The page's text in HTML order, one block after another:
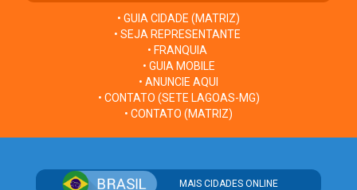
• GUIA CIDADE (MATRIZ)
• SEJA REPRESENTANTE
• FRANQUIA
• GUIA MOBILE
• ANUNCIE AQUI
• CONTATO (SETE LAGOAS-MG)
• CONTATO (MATRIZ)
MAIS CIDADES ONLINE